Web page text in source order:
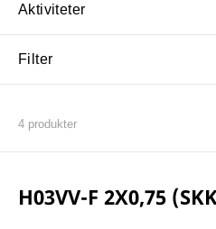
Aktiviteter
Filter
4 produkter
H03VV-F 2X0,75